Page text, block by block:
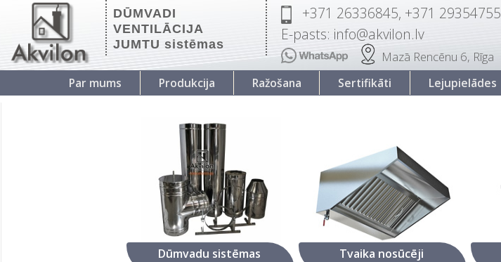
DŪMVADI
VENTILĀCIJA
JUMTU sistēmas
+371 26336845, +371 29354755
E-pasts: info@akvilon.lv
Mazā Rencēnu 6, Rīga
Lejupielādes
Sertifikāti
Ražošana
Produkcija
Par mums
Dūmvadu sistēmas Tvaika nosūcēji